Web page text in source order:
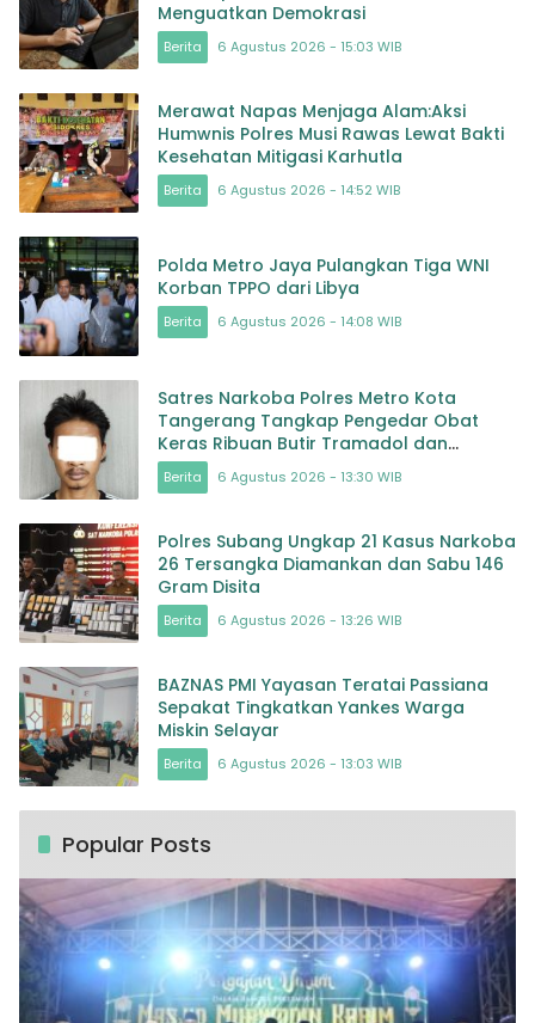
Menguatkan Demokrasi
Berita 6 Agustus 2026 - 15:03 WIB
Merawat Napas Menjaga Alam:Aksi
Humwnis Polres Musi Rawas Lewat Bakti
Kesehatan Mitigasi Karhutla
Berita 6 Agustus 2026 - 14:52 WIB
Polda Metro Jaya Pulangkan Tiga WNI
Korban TPPO dari Libya
Berita 6 Agustus 2026 - 14:08 WIB
Satres Narkoba Polres Metro Kota
Tangerang Tangkap Pengedar Obat
Keras Ribuan Butir Tramadol dan
Hexymer Disita
Berita 6 Agustus 2026 - 13:30 WIB
Polres Subang Ungkap 21 Kasus Narkoba
26 Tersangka Diamankan dan Sabu 146
Gram Disita
Berita 6 Agustus 2026 - 13:26 WIB
BAZNAS PMI Yayasan Teratai Passiana
Sepakat Tingkatkan Yankes Warga
Miskin Selayar
Berita 6 Agustus 2026 - 13:03 WIB
Popular Posts